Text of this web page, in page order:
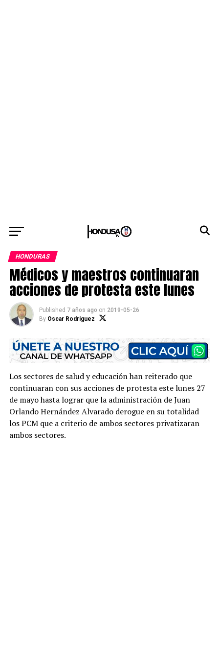
HONDURAS
Médicos y maestros continuaran
acciones de protesta este lunes
Published 7 años ago on 2019-05-26
By Oscar Rodríguez
Los sectores de salud y educación han reiterado que
continuaran con sus acciones de protesta este lunes 27
de mayo hasta lograr que la administración de Juan
Orlando Hernández Alvarado derogue en su totalidad
los PCM que a criterio de ambos sectores privatizaran
ambos sectores.